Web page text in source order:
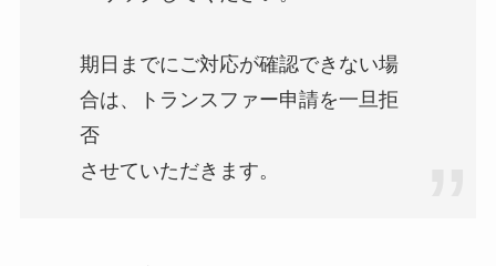
期日までにご対応が確認できない場
合は、トランスファー申請を一旦拒
否
させていただきます。